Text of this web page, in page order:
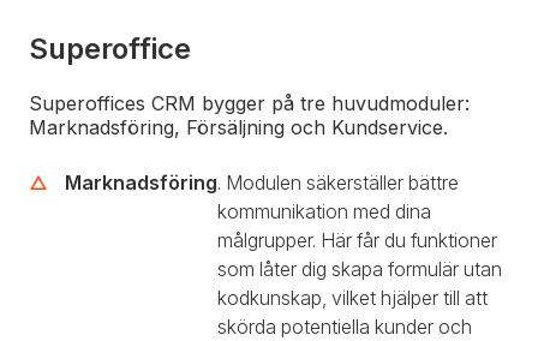
Superoffice
Superoffices CRM bygger på tre huvudmoduler:
Marknadsföring, Försäljning och Kundservice.
Marknadsföring. Modulen säkerställer bättre
kommunikation med dina
målgrupper. Här får du funktioner
som låter dig skapa formulär utan
kodkunskap, vilket hjälper till att
skörda potentiella kunder och